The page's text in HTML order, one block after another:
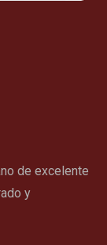
de excelente
y